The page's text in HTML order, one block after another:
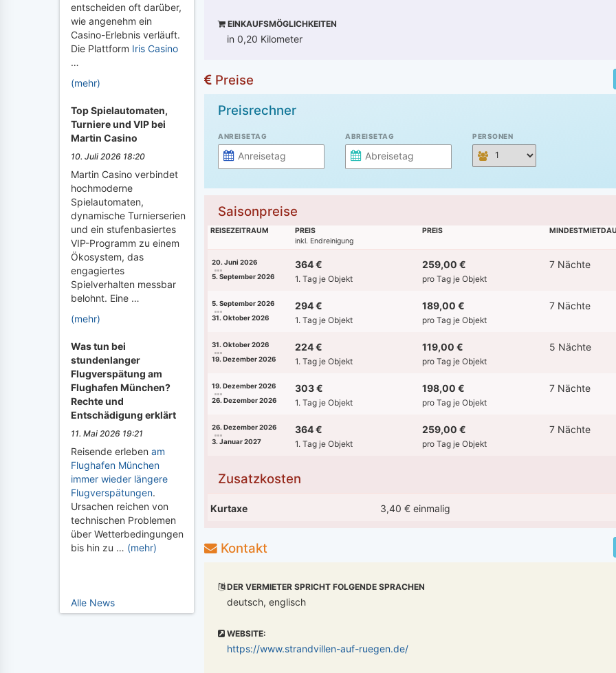
entscheiden oft darüber,
wie angenehm ein
Casino-Erlebnis verläuft.
Die Plattform Iris Casino
…
(mehr)
Top Spielautomaten,
Turniere und VIP bei
Martin Casino
10. Juli 2026 18:20
Martin Casino verbindet
hochmoderne
Spielautomaten,
dynamische Turnierserien
und ein stufenbasiertes
VIP-Programm zu einem
Ökosystem, das
engagiertes
Spielverhalten messbar
belohnt. Eine …
(mehr)
Was tun bei
stundenlanger
Flugverspätung am
Flughafen München?
Rechte und
Entschädigung erklärt
11. Mai 2026 19:21
Reisende erleben am
Flughafen München
immer wieder längere
Flugverspätungen.
Ursachen reichen von
technischen Problemen
über Wetterbedingungen
bis hin zu … (mehr)
Alle News
EINKAUFSMÖGLICHKEITEN
in 0,20 Kilometer
Preise
Preisrechner
ANREISETAG ABREISETAG PERSONEN
Saisonpreise
REISEZEITRAUM
PREIS
inkl. Endreinigung
PREIS
20. Juni 2026
5. September 2026
364 €
1. Tag je Objekt
259,00 €
pro Tag je Objekt
7 Nächte
5. September 2026
31. Oktober 2026
294 €
1. Tag je Objekt
189,00 €
pro Tag je Objekt
7 Nächte
31. Oktober 2026
19. Dezember 2026
224 €
1. Tag je Objekt
119,00 €
pro Tag je Objekt
5 Nächte
19. Dezember 2026
26. Dezember 2026
303 €
1. Tag je Objekt
198,00 €
pro Tag je Objekt
7 Nächte
26. Dezember 2026
3. Januar 2027
364 €
1. Tag je Objekt
259,00 €
pro Tag je Objekt
7 Nächte
Zusatzkosten
Kurtaxe 3,40 € einmalig
Kontakt
DER VERMIETER SPRICHT FOLGENDE SPRACHEN
deutsch, englisch
WEBSITE:
https://www.strandvillen-auf-ruegen.de/